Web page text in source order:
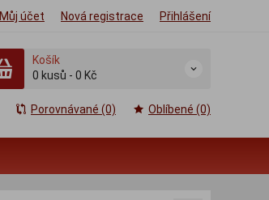
Můj účet Nová registrace Přihlášení
Košík
0 kusů - 0 Kč
Porovnávané (0) Oblíbené (0)